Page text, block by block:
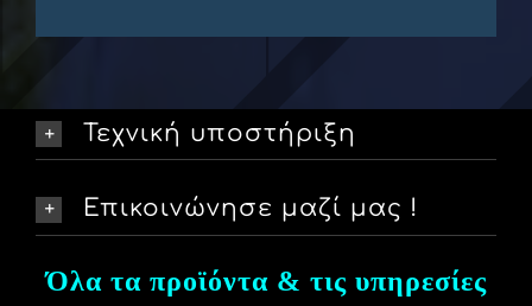
Τεχνική υποστήριξη
Επικοινώνησε μαζί μας !
Όλα τα προϊόντα & τις υπηρεσίες